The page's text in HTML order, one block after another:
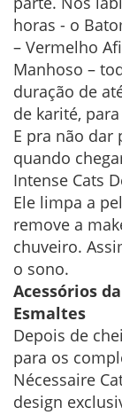
horas - o
– Vermelho
Manhoso –
duração de
de karité,
E pra não dar
quando
Intense Cats
Ele limpa a
remove a
chuveiro.
o sono.
Acessórios
Esmaltes
Depois de
para os
Nécessaire
design